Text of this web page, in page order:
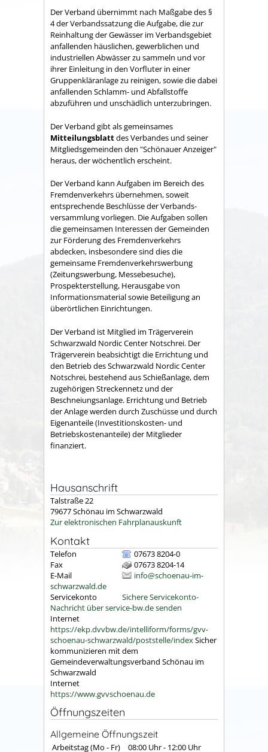
Der Verband übernimmt nach Maßgabe des §
4 der Verbandssatzung die Aufgabe, die zur
Reinhaltung der Gewässer im Verbandsgebiet
anfallenden häuslichen, gewerblichen und
industriellen Abwässer zu sammeln und vor
ihrer Einleitung in den Vorfluter in einer
Gruppenkläranlage zu reinigen, sowie die dabei
anfallenden Schlamm- und Abfallstoffe
abzuführen und unschädlich unterzubringen.
Der Verband gibt als gemeinsames
Mitteilungsblattdes Verbandes und seiner
Mitgliedsgemeinden den "Schönauer Anzeiger"
heraus, der wöchentlich erscheint.
Der Verband kann Aufgaben im Bereich des
Fremdenverkehrs übernehmen, soweit
entsprechende Beschlüsse der Verbands­
versammlung vorliegen. Die Aufgaben sollen
die gemeinsamen Interessen der Gemeinden
zur Förderung des Fremdenverkehrs
abdecken, insbesondere sind dies die
gemeinsame Fremden­verkehrswerbung
(Zeitungswerbung, Messebesuche),
Prospekter­stellung, Herausgabe von
Informationsmaterial sowie Betei­ligung an
überörtlichen Einrichtungen.
Der Verband ist Mitglied im Trägerverein
Schwarzwald Nordic Center Notschrei. Der
Trägerverein beabsichtigt die Errichtung und
den Betrieb des Schwarzwald Nordic Center
Notschrei, bestehend aus Schießanlage, dem
zugehörigen Streckennetz und der
Beschneiungsanlage. Errichtung und Betrieb
der Anlage werden durch Zuschüsse und durch
Eigenanteile (Investitionskosten- und
Betriebskostenanteile) der Mitglieder
finanziert.
Hausanschrift
Talstraße 22
79677Schönau im Schwarzwald
Zur elektronischen Fahrplanauskunft
Kontakt
Telefon
07673 8204-0
Fax
07673 8204-14
E-Mail
info@schoenau-im-
schwarzwald.de
Servicekonto
Sichere Servicekonto-
Nachricht über service-bw.de senden
Internet
https://ekp.dvvbw.de/intelliform/forms/gvv-
schoenau-schwarzwald/poststelle/indexSicher
kommunizieren mit dem
Gemeindeverwaltungsverband Schönau im
Schwarzwald
Internet
https://www.gvvschoenau.de
Öffnungszeiten
Allgemeine Öffnungszeit
Arbeitstag (Mo - Fr) 08:00 Uhr- 12:00 Uhr